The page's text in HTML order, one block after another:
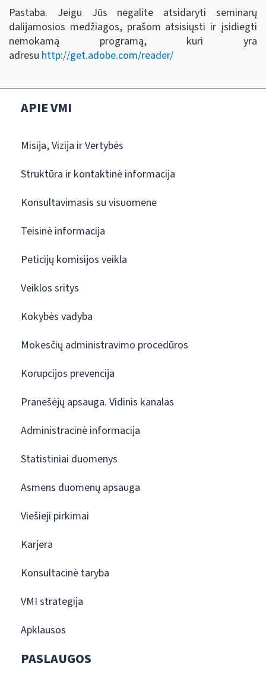
Pastaba. Jeigu Jūs negalite atsidaryti seminarų
dalijamosios medžiagos, prašom atsisiųsti ir įsidiegti
nemokamą programą, kuri yra
adresu http://get.adobe.com/reader/
APIE VMI
Misija, Vizija ir Vertybės
Struktūra ir kontaktinė informacija
Konsultavimasis su visuomene
Teisinė informacija
Peticijų komisijos veikla
Veiklos sritys
Kokybės vadyba
Mokesčių administravimo procedūros
Korupcijos prevencija
Pranešėjų apsauga. Vidinis kanalas
Administracinė informacija
Statistiniai duomenys
Asmens duomenų apsauga
Viešieji pirkimai
Karjera
Konsultacinė taryba
VMI strategija
Apklausos
PASLAUGOS